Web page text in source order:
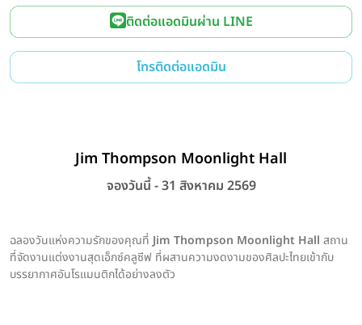
ติดต่อแอดมินผ่าน LINE
โทรติดต่อแอดมิน
Jim Thompson Moonlight Hall
จองวันนี้ - 31 สิงหาคม 2569
ฉลองวันแห่งความรักของคุณที่Jim Thompson Moonlight Hall สถาน
ที่จัดงานแต่งงานสุดเอ็กซ์คลูซีฟ ที่ผสานความงดงามของศิลปะไทยเข้ากับ
บรรยากาศอันโรแมนติกได้อย่างลงตัว